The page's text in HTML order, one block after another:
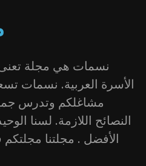
نسمات هي مجلة
الأسرة العربية. نسمات
مشاغلكم وتدرس
النصائح اللازمة. لسنا
الأفضل . مجلتنا